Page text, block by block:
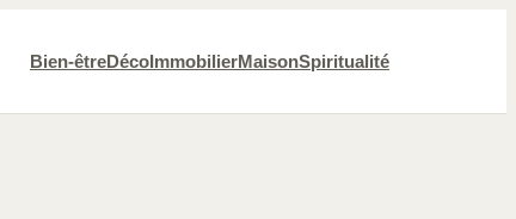
Bien-êtreDécoImmobilierMaisonSpiritualité